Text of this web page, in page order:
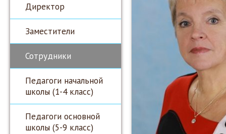
Директор
Заместители
Сотрудники
Педагоги начальной
школы (1-4 класс)
Педагоги основной
школы (5-9 класс)